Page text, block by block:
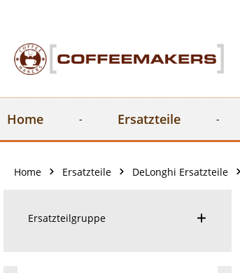
Home Ersatzteile
Home Ersatzteile DeLonghi Ersatzteile
Ersatzteilgruppe